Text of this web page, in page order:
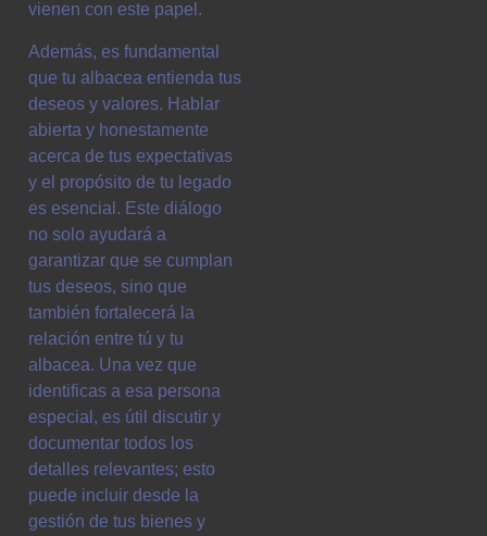
vienen con este papel.
Además, es fundamental
que tu albacea entienda tus
deseos y valores. Hablar
abierta y honestamente
acerca de tus expectativas
y el propósito de tu legado
es esencial. Este diálogo
no solo ayudará a
garantizar que se cumplan
tus deseos, sino que
también fortalecerá la
relación entre tú y tu
albacea. Una vez que
identificas a esa persona
especial, es útil discutir y
documentar todos los
detalles relevantes; esto
puede incluir desde la
gestión de tus bienes y